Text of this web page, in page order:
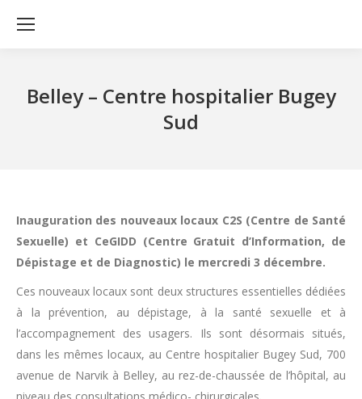
Belley – Centre hospitalier Bugey
Sud
Inauguration des nouveaux locaux C2S (Centre de Santé
Sexuelle) et CeGIDD (Centre Gratuit d’Information, de
Dépistage et de Diagnostic) le mercredi 3 décembre.
Ces nouveaux locaux sont deux structures essentielles dédiées
à la prévention, au dépistage, à la santé sexuelle et à
l’accompagnement des usagers. Ils sont désormais situés,
dans les mêmes locaux, au Centre hospitalier Bugey Sud, 700
avenue de Narvik à Belley, au rez-de-chaussée de l’hôpital, au